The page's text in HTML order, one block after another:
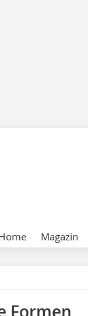
Magazin
Formen,